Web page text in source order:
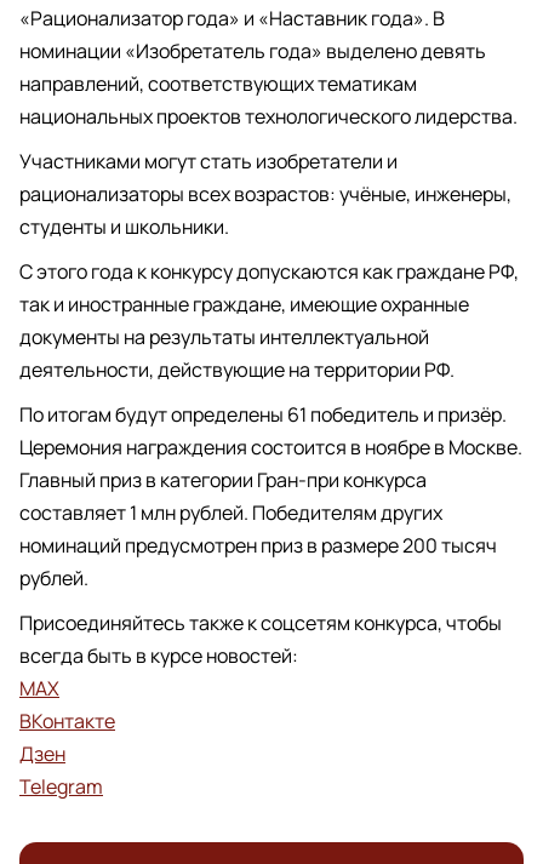
«Рационализатор года» и «Наставник года». В
номинации «Изобретатель года» выделено девять
направлений, соответствующих тематикам
национальных проектов технологического лидерства.
Участниками могут стать изобретатели и
рационализаторы всех возрастов: учёные, инженеры,
студенты и школьники.
С этого года к конкурсу допускаются как граждане РФ,
так и иностранные граждане, имеющие охранные
документы на результаты интеллектуальной
деятельности, действующие на территории РФ.
По итогам будут определены 61 победитель и призёр.
Церемония награждения состоится в ноябре в Москве.
Главный приз в категории Гран-при конкурса
составляет 1 млн рублей. Победителям других
номинаций предусмотрен приз в размере 200 тысяч
рублей.
Присоединяйтесь также к соцсетям конкурса, чтобы
всегда быть в курсе новостей:
MAX
ВКонтакте
Дзен
Telegram